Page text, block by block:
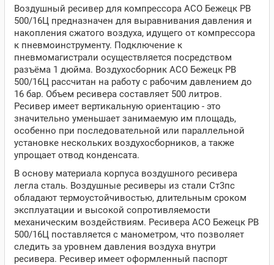
Воздушный ресивер для компрессора АСО Бежецк РВ
500/16Ц предназначен для выравнивания давления и
накопления сжатого воздуха, идущего от компрессора
к пневмоинструменту. Подключение к
пневмомагистрали осуществляется посредством
разъёма 1 дюйма. Воздухосборник АСО Бежецк РВ
500/16Ц рассчитан на работу с рабочим давлением до
16 бар. Объем ресивера составляет 500 литров.
Ресивер имеет вертикальную ориентацию - это
значительно уменьшает занимаемую им площадь,
особенно при последовательной или параллельной
установке нескольких воздухосборников, а также
упрощает отвод конденсата.
В основу материала корпуса воздушного ресивера
легла сталь. Воздушные ресиверы из стали Ст3пс
обладают термоустойчивостью, длительным сроком
эксплуатации и высокой сопротивляемости
механическим воздействиям. Ресивера АСО Бежецк РВ
500/16Ц поставляется с манометром, что позволяет
следить за уровнем давления воздуха внутри
ресивера. Ресивер имеет оформленный паспорт